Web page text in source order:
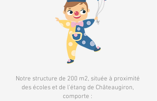
Notre structure de 200 m2, située à proximité
des écoles et de l’étang de Châteaugiron,
comporte :